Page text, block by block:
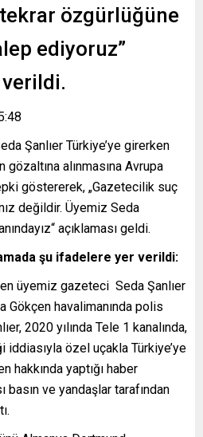
tekrar özgürlüğüne
ediyoruz”
Şanlıer Türkiye’ye girerken
gözaltına alınmasına Avrupa
göstererek, „Gazetecilik suç
değildir. Üyemiz Seda
açıklaması geldi.
şu ifadelere yer verildi:
üyemiz gazeteci Seda Şanlıer
Gökçen havalimanında polis
2020 yılında Tele 1 kanalında,
özel uçakla Türkiye’ye
hakkında yaptığı haber
basın ve yandaşlar tarafından